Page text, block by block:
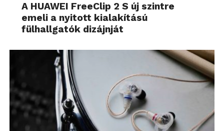
A HUAWEI FreeClip 2 S új szintre
emeli a nyitott kialakítású
fülhallgatók dizájnját